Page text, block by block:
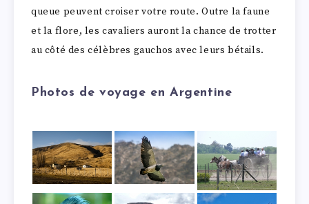
queue peuvent croiser votre route. Outre la faune
et la flore, les cavaliers auront la chance de trotter
au côté des célèbres gauchos avec leurs bétails.
Photos de voyage en Argentine